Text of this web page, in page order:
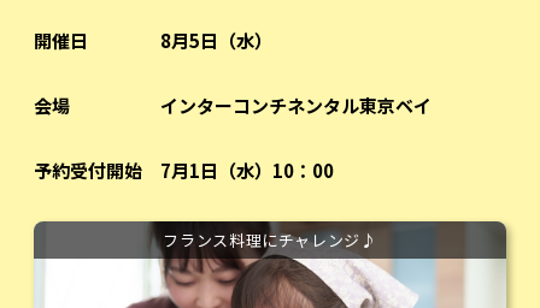
開催日 8月5日（水）
会場 インターコンチネンタル東京ベイ
予約受付開始 7月1日（水）10：00
フランス料理にチャレンジ♪